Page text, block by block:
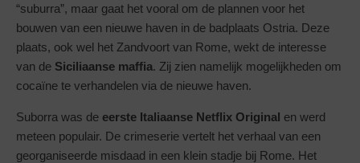
“suburra”, maar gaat het vooral om de plannen voor het
bouwen van een nieuwe haven in de badplaats Ostria. Deze
plaats, ook wel het Zandvoort van Rome, wekt de interesse
van de Siciliaanse maffia. Zij zien namelijk mogelijkheden om
cocaïne te verhandelen via de nieuwe haven.
Suborra was de eerste Italiaanse Netflix Original en werd
meteen populair. De crimeserie vertelt het verhaal van een
georganiseerde misdaad in een klein stadje bij Rome. Het